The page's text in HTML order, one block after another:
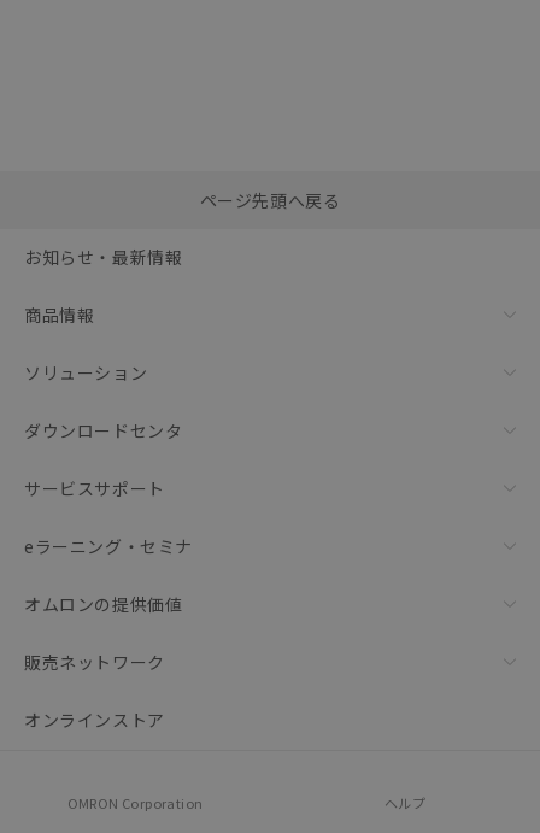
括ダウンロード
ページ先頭へ戻る
お知らせ・最新情報
商品情報
ソリューション
ダウンロードセンタ
サービスサポート
eラーニング・セミナ
オムロンの提供価値
販売ネットワーク
オンラインストア
OMRON Corporation ヘルプ